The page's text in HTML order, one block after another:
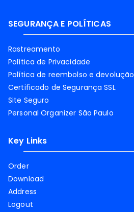
SEGURANÇA E POLÍTICAS
Rastreamento
Política de Privacidade
Política de reembolso e devolução
Certificado de Segurança SSL
Site Seguro
Personal Organizer São Paulo
Key Links
Order
Download
Address
Logout